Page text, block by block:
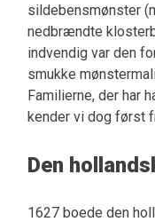
sildebensmønster
nedbrændte
indvendig var den
smukke
Familierne, der har
kender vi dog først
Den
1627 boede den